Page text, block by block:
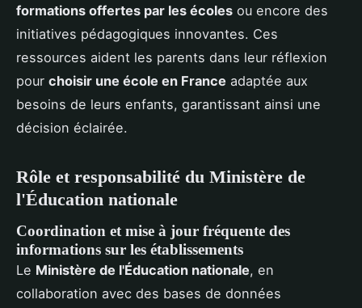
formations offertes par les écoles ou encore des
initiatives pédagogiques innovantes. Ces
ressources aident les parents dans leur réflexion
pour choisir une école en France adaptée aux
besoins de leurs enfants, garantissant ainsi une
décision éclairée.
Rôle et responsabilité du Ministère de
l'Éducation nationale
Coordination et mise à jour fréquente des
informations sur les établissements
Le Ministère de l'Éducation nationale, en
collaboration avec des bases de données